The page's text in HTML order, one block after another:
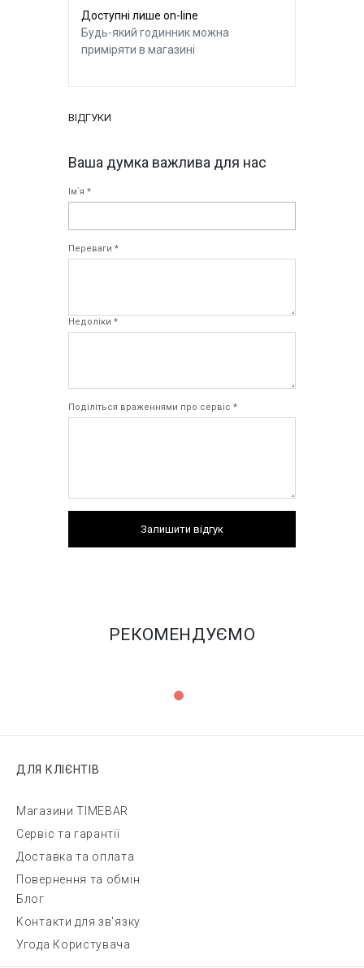
Доступні лише on-line
Будь-який годинник можна
приміряти в магазині
ВІДГУКИ
Ваша думка важлива для нас
Ім`я *
Переваги *
Недоліки *
Поділіться враженнями про сервіс *
Залишити відгук
РЕКОМЕНДУЄМО
ДЛЯ КЛІЄНТІВ
Магазини TIMEBAR
Сервіс та гарантії
Доставка та оплата
Повернення та обмін
Блог
Контакти для зв'язку
Угода Користувача